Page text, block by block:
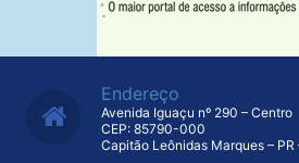
Endereço
Avenida Iguaçu nº 290 – Centro
CEP: 85790-000
Capitão Leônidas Marques – PR